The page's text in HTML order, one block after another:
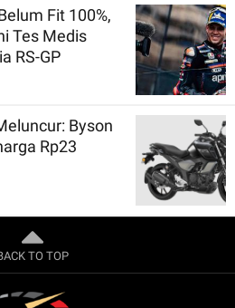
Fit 100%,
Tes Medis
RS-GP
Byson
Rp23
TO TOP